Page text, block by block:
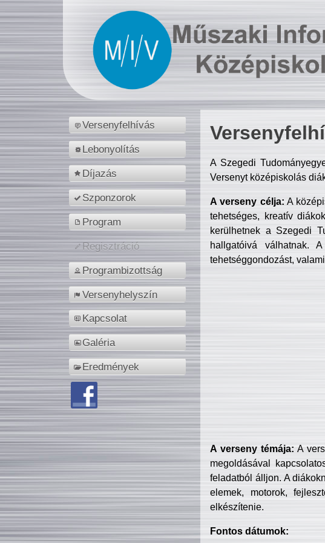
Versenyfelhívás
Lebonyolítás
Díjazás
Szponzorok
Program
Regisztráció
Programbizottság
Versenyhelyszín
Kapcsolat
Galéria
Eredmények
A Szegedi
Versenyt középiskolás
A verseny célja: A
tehetséges, kreatív
kerülhetnek a Szegedi
hallgatóivá válhatnak.
tehetséggondozást,
A verseny témája: A
megoldásával
feladatból álljon. A
elemek, motorok,
elkészítenie.
Fontos dátumok: